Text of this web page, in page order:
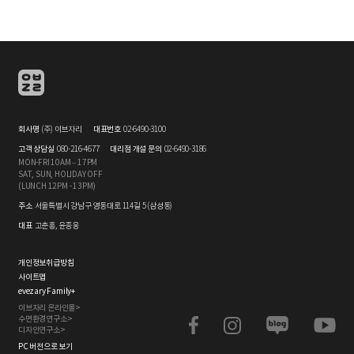
회사명 (주) 이브자리 대표번호 02-6490-3100
고객 상담실 080-216-4677 대리점 개설 문의 02-6490-3186
MON-FRI 10AM – 17PM
SAT, SUN, HOLIDAY OFF
(LUNCH 12PM - 13PM)
주소 서울특별시 강남구 영동대로 114길 5 (삼성동)
대표 고춘홍, 윤종웅
개인정보취급방침
사이트맵
evezary Family+
이브자리 온라인몰>
수면환경연구소>
디자인연구소>
PC 버전으로 보기